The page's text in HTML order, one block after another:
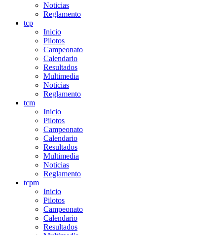
Noticias
Reglamento
tcp
Inicio
Pilotos
Campeonato
Calendario
Resultados
Multimedia
Noticias
Reglamento
tcm
Inicio
Pilotos
Campeonato
Calendario
Resultados
Multimedia
Noticias
Reglamento
tcpm
Inicio
Pilotos
Campeonato
Calendario
Resultados